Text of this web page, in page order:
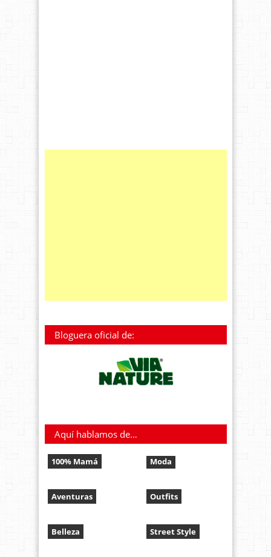
Bloguera oficial de:
Aquí hablamos de…
100% Mamá
Aventuras
Belleza
Moda
Outfits
Street Style